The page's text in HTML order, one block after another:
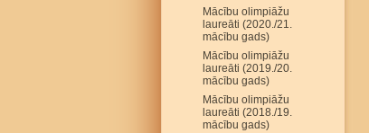
Mācību olimpiāžu
laureāti (2020./21.
mācību gads)
Mācību olimpiāžu
laureāti (2019./20.
mācību gads)
Mācību olimpiāžu
laureāti (2018./19.
mācību gads)